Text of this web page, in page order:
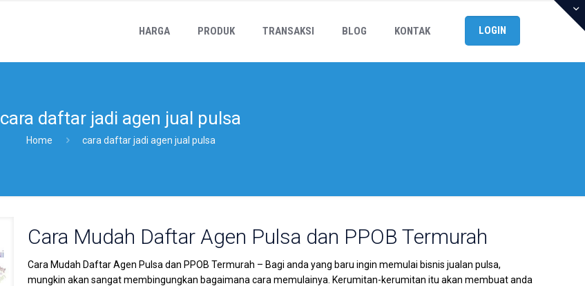
HARGA PRODUK TRANSAKSI BLOG KONTAK LOGIN
cara daftar jadi agen jual pulsa
Home cara daftar jadi agen jual pulsa
Cara Mudah Daftar Agen Pulsa dan PPOB Termurah
Cara Mudah Daftar Agen Pulsa dan PPOB Termurah – Bagi anda yang baru ingin memulai bisnis jualan pulsa,
mungkin akan sangat membingungkan bagaimana cara memulainya. Kerumitan-kerumitan itu akan membuat anda